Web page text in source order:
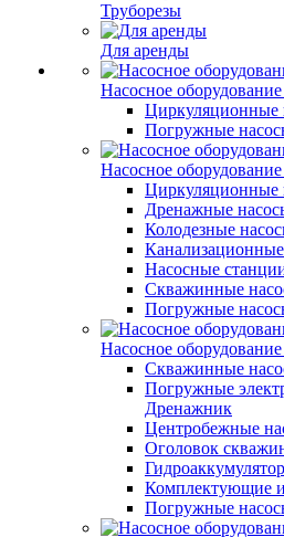
Труборезы
Для аренды
Насосное
Циркуляционные
Погружные
Насосное
Циркуляционные
Дренажные
Колодезные
Насосные
Скважинные
Погружные
Насосное
Скважинные
Погружные
Дренажник
Центробежные
Оголовок
Комплектующие
Погружные